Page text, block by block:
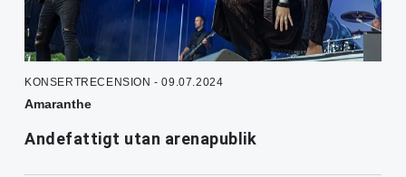
KONSERTRECENSION - 09.07.2024
Amaranthe
Andefattigt utan arenapublik